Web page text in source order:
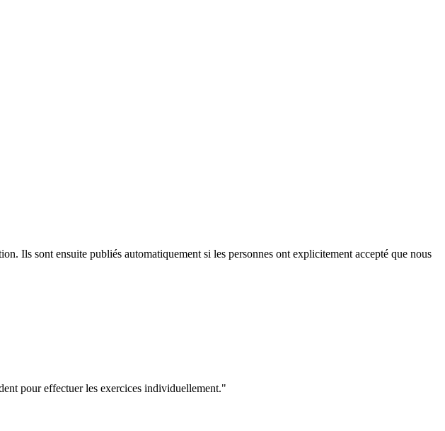
Ils sont ensuite publiés automatiquement si les personnes ont explicitement accepté que nous
pour effectuer les exercices individuellement."